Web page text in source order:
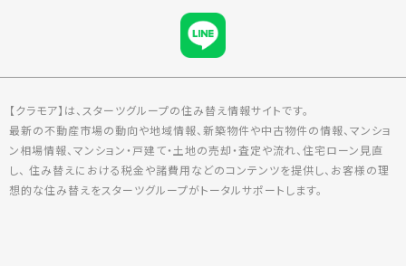
【クラモア】は、スターツグループの住み替え情報サイトです。
最新の不動産市場の動向や地域情報、新築物件や中古物件の情報、マンショ
ン相場情報、マンション・戸建て・土地の売却・査定や流れ、住宅ローン見直
し、 住み替えにおける税金や諸費用などのコンテンツを提供し、お客様の理
想的な住み替えをスターツグループがトータルサポートします。